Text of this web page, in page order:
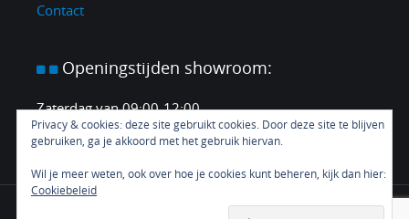
Contact
Openingstijden showroom:
Zaterdag van 09:00-12:00.
En elke middag en avond op afspraak.
Copyright ©
Privacy & cookies: deze site gebruikt cookies. Door deze site te blijven
gebruiken, ga je akkoord met het gebruik hiervan.
Wil je meer weten, ook over hoe je cookies kunt beheren, kijk dan hier:
Cookiebeleid